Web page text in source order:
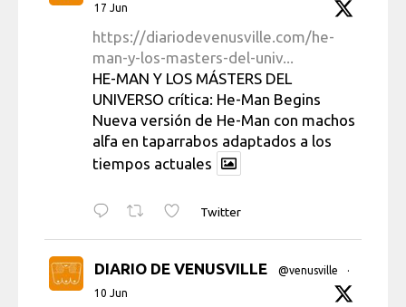
17 Jun
https://diariodevenusville.com/he-
man-y-los-masters-del-univ...
HE-MAN Y LOS MÁSTERS DEL
UNIVERSO crítica: He-Man Begins
Nueva versión de He-Man con machos
alfa en taparrabos adaptados a los
tiempos actuales
Twitter
DIARIO DE VENUSVILLE @venusville
·
10 Jun